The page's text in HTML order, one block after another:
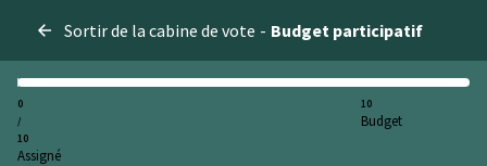
Sortir de la cabine de vote - Budget participatif
0
/
10
Assigné
10
Budget